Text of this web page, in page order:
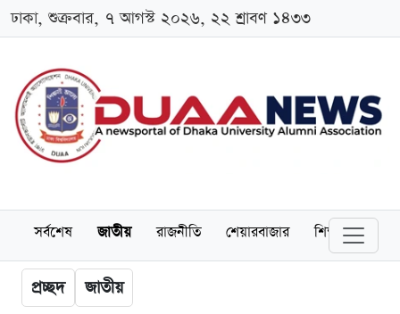
ঢাকা, শুক্রবার, ৭ আগস্ট ২০২৬, ২২ শ্রাবণ ১৪৩৩
সর্বশেষ জাতীয় রাজনীতি শেয়ারবাজার শিক্ষা
প্রচ্ছদ জাতীয়